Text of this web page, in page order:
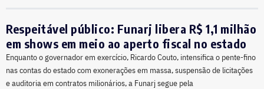
Respeitável público: Funarj libera R$ 1,1 milhão
em shows em meio ao aperto fiscal no estado
Enquanto o governador em exercício, Ricardo Couto, intensifica o pente-fino
nas contas do estado com exonerações em massa, suspensão de licitações
e auditoria em contratos milionários, a Funarj segue pela